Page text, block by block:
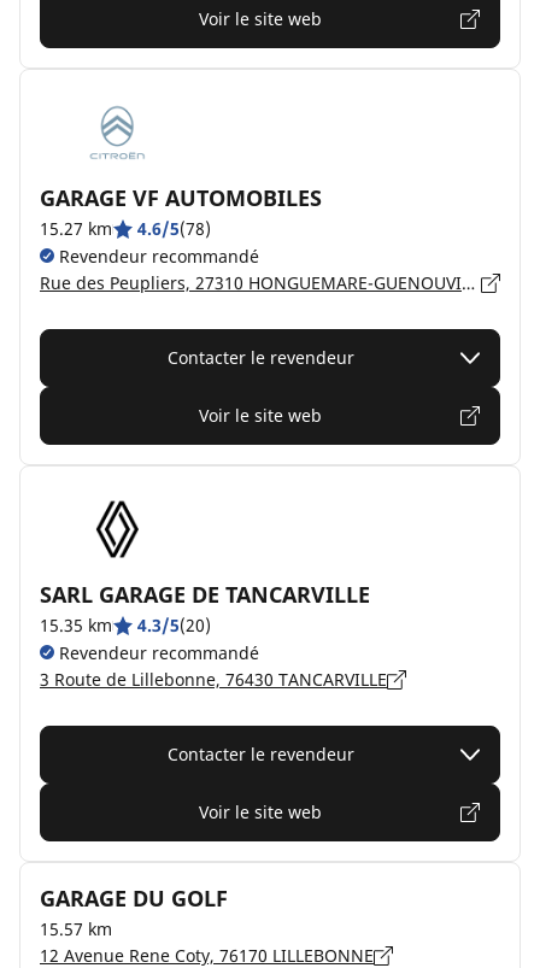
Voir le site web
GARAGE VF AUTOMOBILES
15.27 km 4.6/5(78)
Revendeur recommandé
Rue des Peupliers, 27310 HONGUEMARE-GUENOUVILLE
Contacter le revendeur
Voir le site web
SARL GARAGE DE TANCARVILLE
15.35 km 4.3/5(20)
Revendeur recommandé
3 Route de Lillebonne, 76430 TANCARVILLE
Contacter le revendeur
Voir le site web
GARAGE DU GOLF
15.57 km
12 Avenue Rene Coty, 76170 LILLEBONNE